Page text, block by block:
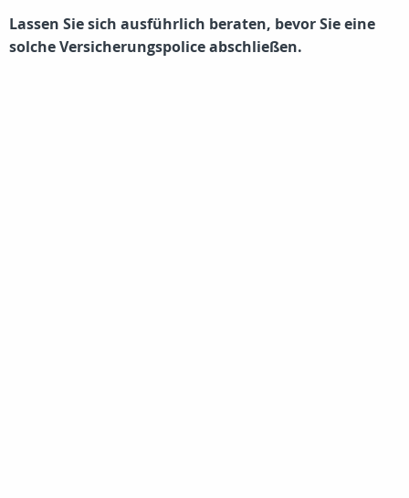
Lassen Sie sich ausführlich beraten, bevor Sie eine
solche Versicherungspolice abschließen.